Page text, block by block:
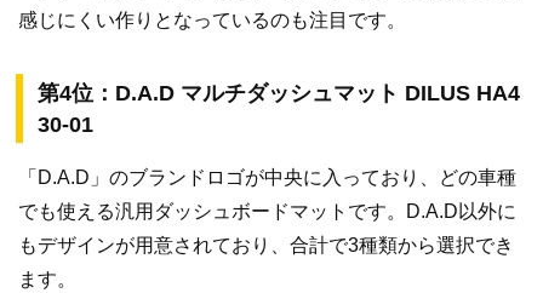
感じにくい作りとなっているのも注目です。
第4位：D.A.D マルチダッシュマット DILUS HA4
30-01
「D.A.D」のブランドロゴが中央に入っており、どの車種
でも使える汎用ダッシュボードマットです。D.A.D以外に
もデザインが用意されており、合計で3種類から選択でき
ます。